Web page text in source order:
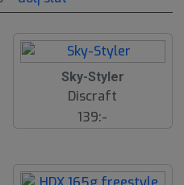
Sky-Styler
Discraft
139:-